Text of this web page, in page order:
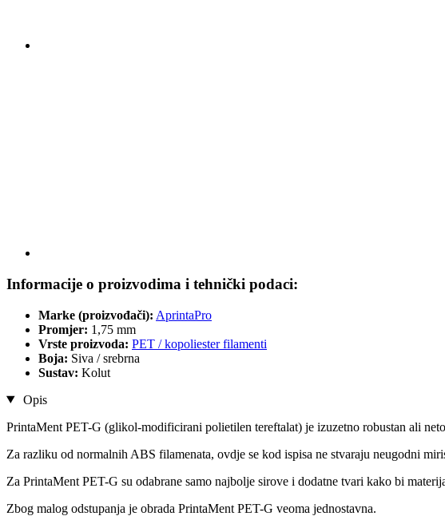
Informacije o proizvodima i tehnički podaci:
Marke (proizvođači): AprintaPro
Promjer: 1,75 mm
Vrste proizvoda: PET / kopoliester filamenti
Boja: Siva / srebrna
Sustav: Kolut
Opis
PrintaMent PET-G (glikol-modificirani polietilen tereftalat) je izuzetno robustan ali
Za razliku od normalnih ABS filamenata, ovdje se kod ispisa ne stvaraju neugodni
Za PrintaMent PET-G su odabrane samo najbolje sirove i dodatne tvari kako bi
Zbog malog odstupanja je obrada PrintaMent PET-G veoma jednostavna.